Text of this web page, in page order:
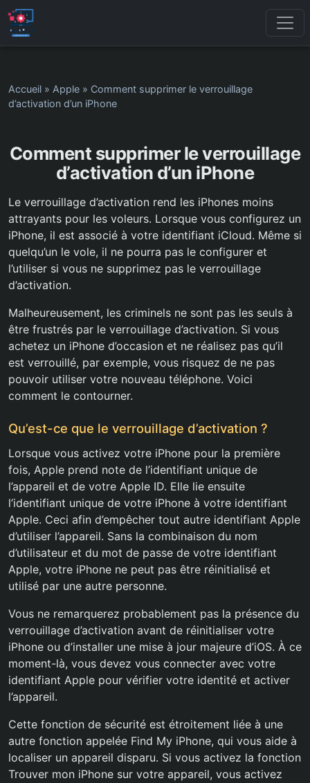
Accueil » Apple » Comment supprimer le verrouillage
d’activation d’un iPhone
Comment supprimer le verrouillage
d’activation d’un iPhone
Le verrouillage d’activation rend les iPhones moins
attrayants pour les voleurs. Lorsque vous configurez un
iPhone, il est associé à votre identifiant iCloud. Même si
quelqu’un le vole, il ne pourra pas le configurer et
l’utiliser si vous ne supprimez pas le verrouillage
d’activation.
Malheureusement, les criminels ne sont pas les seuls à
être frustrés par le verrouillage d’activation. Si vous
achetez un iPhone d’occasion et ne réalisez pas qu’il
est verrouillé, par exemple, vous risquez de ne pas
pouvoir utiliser votre nouveau téléphone. Voici
comment le contourner.
Qu’est-ce que le verrouillage d’activation ?
Lorsque vous activez votre iPhone pour la première
fois, Apple prend note de l’identifiant unique de
l’appareil et de votre Apple ID. Elle lie ensuite
l’identifiant unique de votre iPhone à votre identifiant
Apple. Ceci afin d’empêcher tout autre identifiant Apple
d’utiliser l’appareil. Sans la combinaison du nom
d’utilisateur et du mot de passe de votre identifiant
Apple, votre iPhone ne peut pas être réinitialisé et
utilisé par une autre personne.
Vous ne remarquerez probablement pas la présence du
verrouillage d’activation avant de réinitialiser votre
iPhone ou d’installer une mise à jour majeure d’iOS. À ce
moment-là, vous devez vous connecter avec votre
identifiant Apple pour vérifier votre identité et activer
l’appareil.
Cette fonction de sécurité est étroitement liée à une
autre fonction appelée Find My iPhone, qui vous aide à
localiser un appareil disparu. Si vous activez la fonction
Trouver mon iPhone sur votre appareil, vous activez